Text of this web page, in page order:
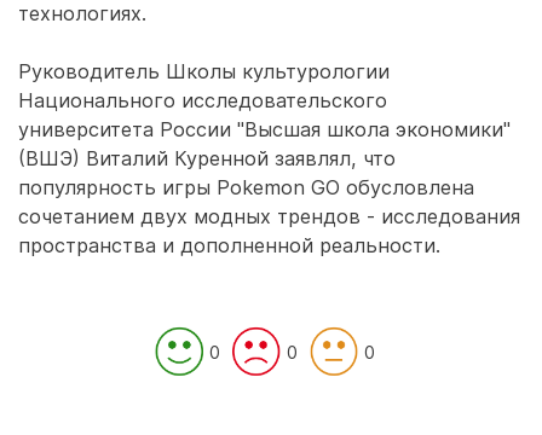
технологиях.
Руководитель Школы культурологии
Национального исследовательского
университета России "Высшая школа экономики"
(ВШЭ) Виталий Куренной заявлял, что
популярность игры Pokemon GO обусловлена
сочетанием двух модных трендов - исследования
пространства и дополненной реальности.
0 0 0